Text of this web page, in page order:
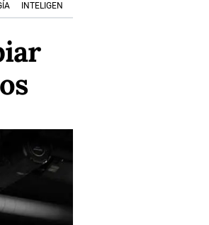
INTELIGENCIA ARTIFICIAL